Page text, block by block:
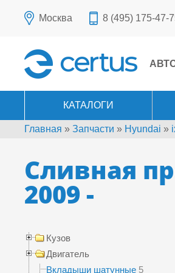
Москва 8 (495) 175-47-
КАТАЛОГИ
Главная » Запчасти » Hyundai »
Сливная
2009 -
Кузов
Двигатель
Вкладыши шатунные 5